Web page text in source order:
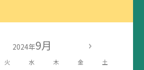
2024年9月
火 水 木 金 土